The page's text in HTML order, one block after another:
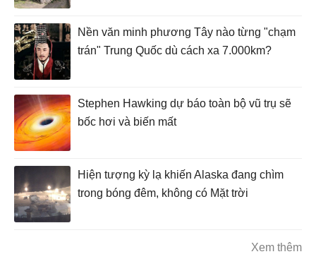
Nền văn minh phương Tây nào từng "chạm
trán" Trung Quốc dù cách xa 7.000km?
Stephen Hawking dự báo toàn bộ vũ trụ sẽ
bốc hơi và biến mất
Hiện tượng kỳ lạ khiến Alaska đang chìm
trong bóng đêm, không có Mặt trời
Xem thêm